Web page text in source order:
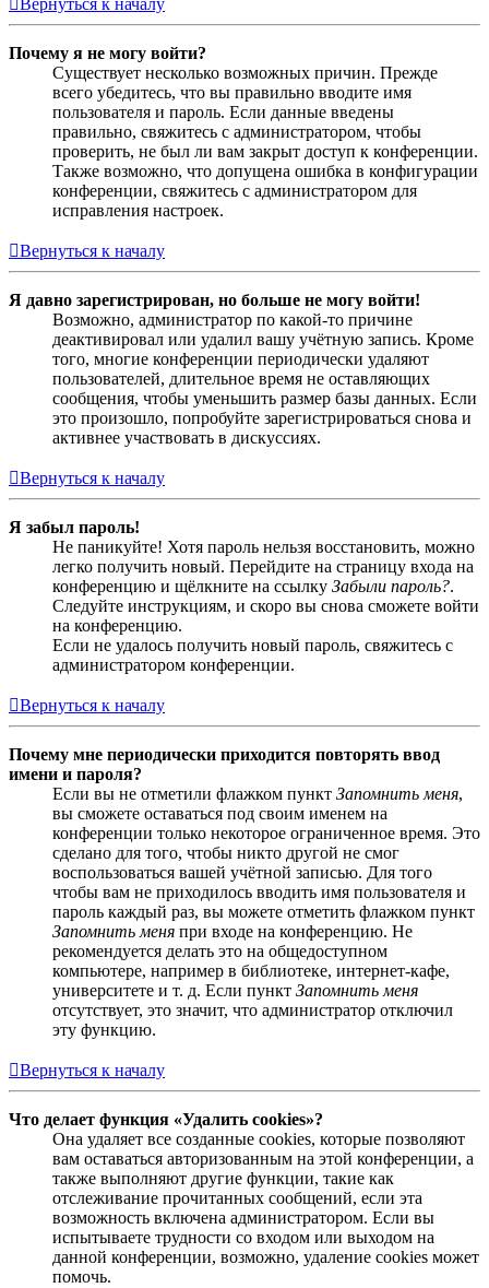
Вернуться к началу
Почему я не могу войти?
Существует несколько возможных причин. Прежде
всего убедитесь, что вы правильно вводите имя
пользователя и пароль. Если данные введены
правильно, свяжитесь с администратором, чтобы
проверить, не был ли вам закрыт доступ к конференции.
Также возможно, что допущена ошибка в конфигурации
конференции, свяжитесь с администратором для
исправления настроек.
Вернуться к началу
Я давно зарегистрирован, но больше не могу войти!
Возможно, администратор по какой-то причине
деактивировал или удалил вашу учётную запись. Кроме
того, многие конференции периодически удаляют
пользователей, длительное время не оставляющих
сообщения, чтобы уменьшить размер базы данных. Если
это произошло, попробуйте зарегистрироваться снова и
активнее участвовать в дискуссиях.
Вернуться к началу
Я забыл пароль!
Не паникуйте! Хотя пароль нельзя восстановить, можно
легко получить новый. Перейдите на страницу входа на
конференцию и щёлкните на ссылку Забыли пароль?.
Следуйте инструкциям, и скоро вы снова сможете войти
на конференцию.
Если не удалось получить новый пароль, свяжитесь с
администратором конференции.
Вернуться к началу
Почему мне периодически приходится повторять ввод
имени и пароля?
Если вы не отметили флажком пункт Запомнить меня,
вы сможете оставаться под своим именем на
конференции только некоторое ограниченное время. Это
сделано для того, чтобы никто другой не смог
воспользоваться вашей учётной записью. Для того
чтобы вам не приходилось вводить имя пользователя и
пароль каждый раз, вы можете отметить флажком пункт
Запомнить меня при входе на конференцию. Не
рекомендуется делать это на общедоступном
компьютере, например в библиотеке, интернет-кафе,
университете и т. д. Если пункт Запомнить меня
отсутствует, это значит, что администратор отключил
эту функцию.
Вернуться к началу
Что делает функция «Удалить cookies»?
Она удаляет все созданные cookies, которые позволяют
вам оставаться авторизованным на этой конференции, а
также выполняют другие функции, такие как
отслеживание прочитанных сообщений, если эта
возможность включена администратором. Если вы
испытываете трудности со входом или выходом на
данной конференции, возможно, удаление cookies может
помочь.